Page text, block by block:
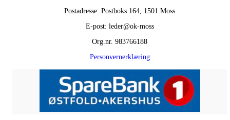
Postadresse: Postboks 164, 1501 Moss
E-post: leder@ok-moss
Org.nr. 983766188
Personvernerklæring